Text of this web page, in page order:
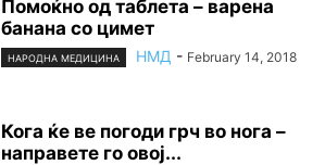
Помоќно од таблета – варена
банана со цимет
НАРОДНА МЕДИЦИНА НМД - February 14, 2018
Кога ќе ве погоди грч во нога –
направете го овој...